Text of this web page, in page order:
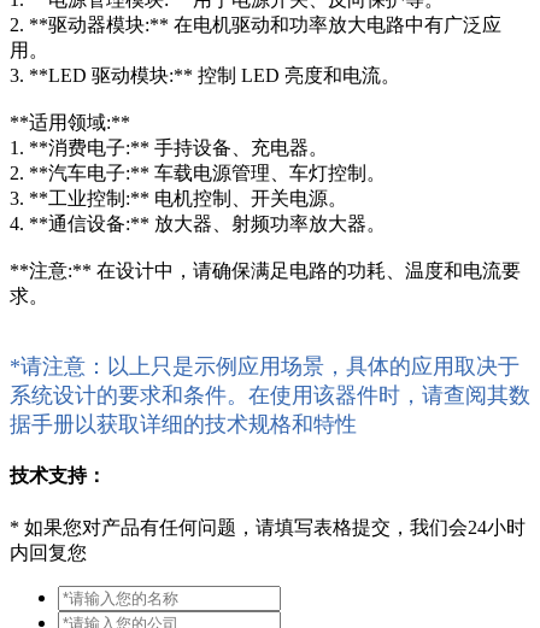
2. **驱动器模块:** 在电机驱动和功率放大电路中有广泛应
用。
3. **LED 驱动模块:** 控制 LED 亮度和电流。
**适用领域:**
1. **消费电子:** 手持设备、充电器。
2. **汽车电子:** 车载电源管理、车灯控制。
3. **工业控制:** 电机控制、开关电源。
4. **通信设备:** 放大器、射频功率放大器。
**注意:** 在设计中，请确保满足电路的功耗、温度和电流要
求。
*请注意：以上只是示例应用场景，具体的应用取决于
系统设计的要求和条件。在使用该器件时，请查阅其数
据手册以获取详细的技术规格和特性
技术支持：
* 如果您对产品有任何问题，请填写表格提交，我们会24小时
内回复您